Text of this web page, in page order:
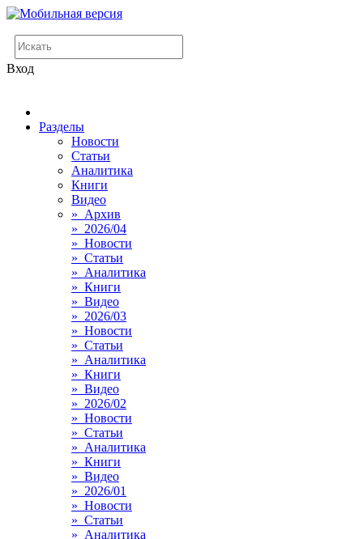
Вход
Разделы
Новости
Статьи
Аналитика
Книги
Видео
» Архив
» 2026/04
» Новости
» Статьи
» Аналитика
» Книги
» Видео
» 2026/03
» Новости
» Статьи
» Аналитика
» Книги
» Видео
» 2026/02
» Новости
» Статьи
» Аналитика
» Книги
» Видео
» 2026/01
» Новости
» Статьи
» Аналитика